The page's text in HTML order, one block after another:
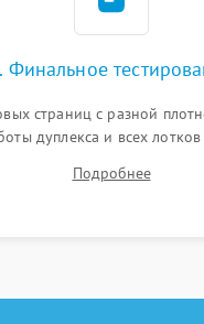
Финальное
страниц с разной
дуплекса и всех
тонера и полное
перед выдачей готового
Подробнее